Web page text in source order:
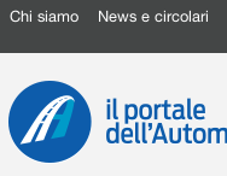
Chi siamo News e circolari